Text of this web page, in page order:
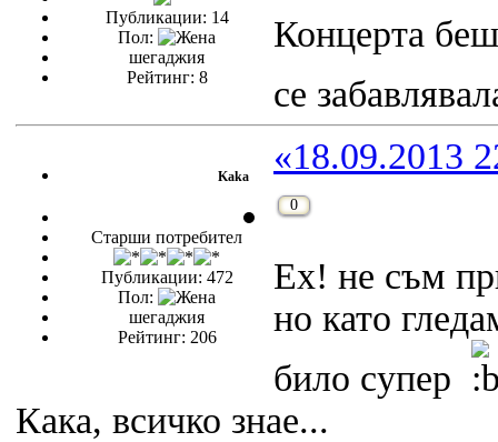
Публикации: 14
Пол:
шегаджия
Рейтинг: 8
Концерта
се
Kaka
Старши потребител
Публикации: 472
Пол:
шегаджия
Рейтинг: 206
«18.09.2013
0
Ех! не съм
но като
било супер
Кака, всичко знае...